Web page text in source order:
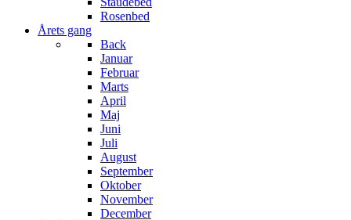
Rosenbed
Årets gang
Back
Januar
Februar
Marts
April
Maj
Juni
Juli
August
September
Oktober
November
December